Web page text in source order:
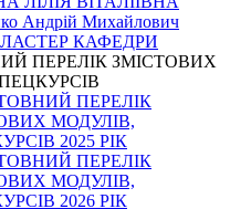
Андрій Михайлович
КАФЕДРИ
ПЕРЕЛІК ЗМІСТОВИХ
ПЕРЕЛІК
МОДУЛІВ,
2025 РІК
ПЕРЕЛІК
МОДУЛІВ,
2026 РІК